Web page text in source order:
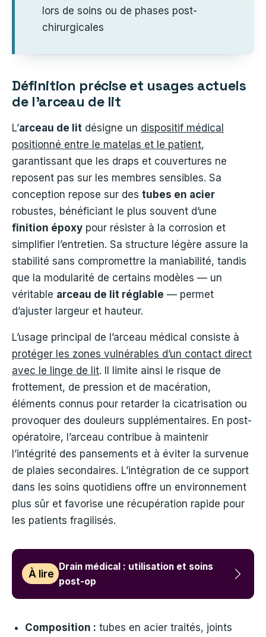
lors de soins ou de phases post-
chirurgicales
Définition précise et usages actuels
de l’arceau de lit
L’arceau de lit désigne un dispositif médical
positionné entre le matelas et le patient,
garantissant que les draps et couvertures ne
reposent pas sur les membres sensibles. Sa
conception repose sur des tubes en acier
robustes, bénéficiant le plus souvent d’une
finition époxy pour résister à la corrosion et
simplifier l’entretien. Sa structure légère assure la
stabilité sans compromettre la maniabilité, tandis
que la modularité de certains modèles — un
véritable arceau de lit réglable — permet
d’ajuster largeur et hauteur.
L’usage principal de l’arceau médical consiste à
protéger les zones vulnérables d’un contact direct
avec le linge de lit. Il limite ainsi le risque de
frottement, de pression et de macération,
éléments connus pour retarder la cicatrisation ou
provoquer des douleurs supplémentaires. En post-
opératoire, l’arceau contribue à maintenir
l’intégrité des pansements et à éviter la survenue
de plaies secondaires. L’intégration de ce support
dans les soins quotidiens offre un environnement
plus sûr et favorise une récupération rapide pour
les patients fragilisés.
À lire
Drain médical : utilisation et soins
post-op
Composition : tubes en acier traités, joints